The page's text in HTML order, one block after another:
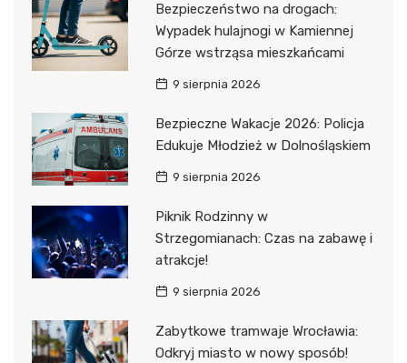
Bezpieczeństwo na drogach:
Wypadek hulajnogi w Kamiennej
Górze wstrząsa mieszkańcami
9 sierpnia 2026
Bezpieczne Wakacje 2026: Policja
Edukuje Młodzież w Dolnośląskiem
9 sierpnia 2026
Piknik Rodzinny w
Strzegomianach: Czas na zabawę i
atrakcje!
9 sierpnia 2026
Zabytkowe tramwaje Wrocławia:
Odkryj miasto w nowy sposób!